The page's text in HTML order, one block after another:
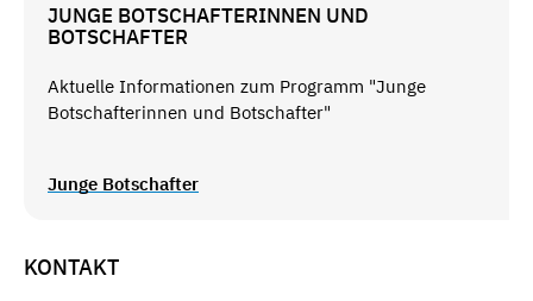
JUNGE BOTSCHAFTERINNEN UND
BOTSCHAFTER
Aktuelle Informationen zum Programm "Junge
Botschafterinnen und Botschafter"
Junge Botschafter
KONTAKT